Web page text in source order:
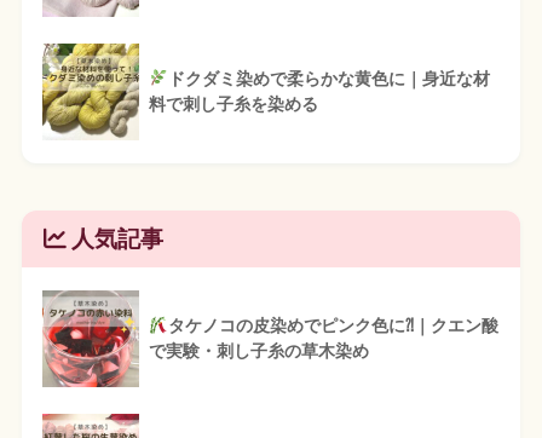
ドクダミ染めで柔らかな黄色に｜身近な材
料で刺し子糸を染める
人気記事
タケノコの皮染めでピンク色に⁈｜クエン酸
で実験・刺し子糸の草木染め